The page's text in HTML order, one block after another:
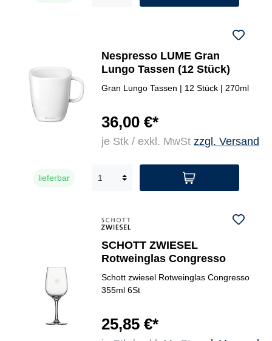
Nespresso LUME Gran
Lungo Tassen (12 Stück)
Gran Lungo Tassen | 12 Stück | 270ml
36,00 €*
je Stk / exkl. MwStzzgl. Versand
lieferbar
SCHOTT ZWIESEL
Rotweinglas Congresso
Schott zwiesel Rotweinglas Congresso
355ml 6St
25,85 €*